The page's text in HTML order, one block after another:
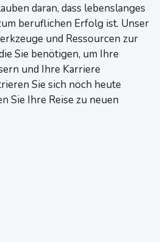
daran, dass lebenslanges
beruflichen Erfolg ist. Unser
und Ressourcen zur
Sie benötigen, um Ihre
und Ihre Karriere
Sie sich noch heute
Sie Ihre Reise zu neuen